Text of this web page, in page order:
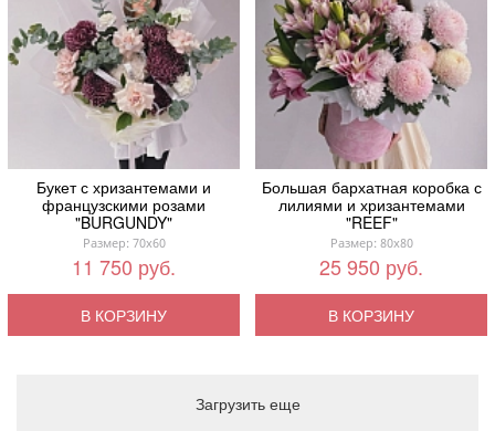
Букет с хризантемами и
французскими розами
"BURGUNDY"
Размер: 70x60
11 750 руб.
В КОРЗИНУ
Большая бархатная коробка с
лилиями и хризантемами
"REEF"
Размер: 80x80
25 950 руб.
В КОРЗИНУ
Загрузить еще